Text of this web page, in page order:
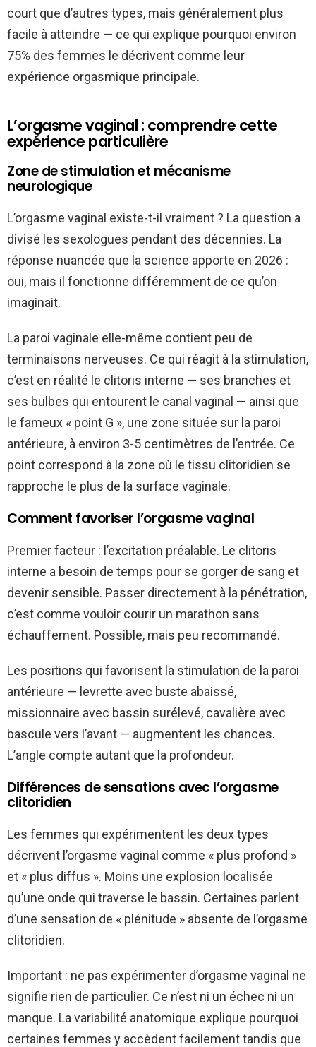
court que d’autres types, mais généralement plus
facile à atteindre — ce qui explique pourquoi environ
75% des femmes le décrivent comme leur
expérience orgasmique principale.
L’orgasme vaginal : comprendre cette
expérience particulière
Zone de stimulation et mécanisme
neurologique
L’orgasme vaginal existe-t-il vraiment ? La question a
divisé les sexologues pendant des décennies. La
réponse nuancée que la science apporte en 2026 :
oui, mais il fonctionne différemment de ce qu’on
imaginait.
La paroi vaginale elle-même contient peu de
terminaisons nerveuses. Ce qui réagit à la stimulation,
c’est en réalité le clitoris interne — ses branches et
ses bulbes qui entourent le canal vaginal — ainsi que
le fameux « point G », une zone située sur la paroi
antérieure, à environ 3-5 centimètres de l’entrée. Ce
point correspond à la zone où le tissu clitoridien se
rapproche le plus de la surface vaginale.
Comment favoriser l’orgasme vaginal
Premier facteur : l’excitation préalable. Le clitoris
interne a besoin de temps pour se gorger de sang et
devenir sensible. Passer directement à la pénétration,
c’est comme vouloir courir un marathon sans
échauffement. Possible, mais peu recommandé.
Les positions qui favorisent la stimulation de la paroi
antérieure — levrette avec buste abaissé,
missionnaire avec bassin surélevé, cavalière avec
bascule vers l’avant — augmentent les chances.
L’angle compte autant que la profondeur.
Différences de sensations avec l’orgasme
clitoridien
Les femmes qui expérimentent les deux types
décrivent l’orgasme vaginal comme « plus profond »
et « plus diffus ». Moins une explosion localisée
qu’une onde qui traverse le bassin. Certaines parlent
d’une sensation de « plénitude » absente de l’orgasme
clitoridien.
Important : ne pas expérimenter d’orgasme vaginal ne
signifie rien de particulier. Ce n’est ni un échec ni un
manque. La variabilité anatomique explique pourquoi
certaines femmes y accèdent facilement tandis que